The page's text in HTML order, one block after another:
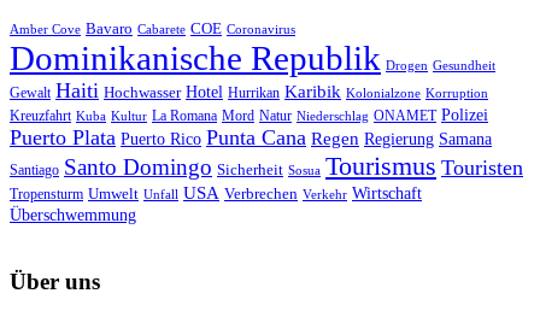
Amber Cove Bavaro Cabarete COE Coronavirus
Dominikanische Republik Drogen Gesundheit
Gewalt Haiti Hochwasser Hotel Hurrikan Karibik Kolonialzone Korruption
Kreuzfahrt Kuba Kultur La Romana Mord Natur Niederschlag ONAMET Polizei
Puerto Plata Puerto Rico Punta Cana Regen Regierung Samana
Santiago Santo Domingo Sicherheit Sosua Tourismus Touristen
Tropensturm Umwelt Unfall USA Verbrechen Verkehr Wirtschaft
Überschwemmung
Über uns